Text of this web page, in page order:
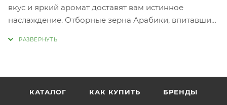
вкус и яркий аромат доставят вам истинное
наслаждение. Отборные зерна Арабики, впитавшие
КАТАЛОГ КАК КУПИТЬ БРЕНДЫ